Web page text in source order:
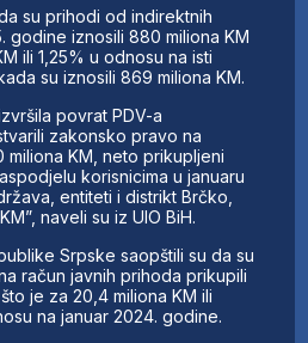
su prihodi od indirektnih
godine iznosili 880 miliona KM
ili 1,25% u odnosu na isti
su iznosili 869 miliona KM.
povrat PDV-a
zakonsko pravo na
miliona KM, neto prikupljeni
korisnicima u januaru
entiteti i distrikt Brčko,
naveli su iz UIO BiH.
Srpske saopštili su da su
račun javnih prihoda prikupili
je za 20,4 miliona KM ili
na januar 2024. godine.